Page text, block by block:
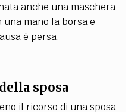
anche una maschera
mano la borsa e
è persa.
sposa
il ricorso di una sposa